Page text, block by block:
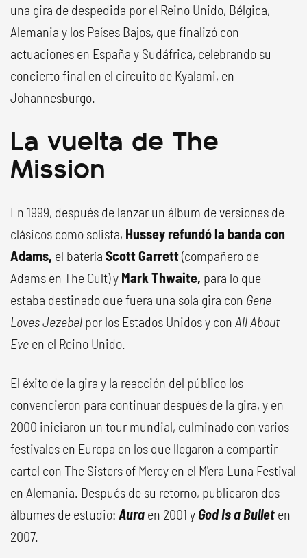
una gira de despedida por el Reino Unido, Bélgica,
Alemania y los Países Bajos, que finalizó con
actuaciones en España y Sudáfrica, celebrando su
concierto final en el circuito de Kyalami, en
Johannesburgo.
La vuelta de The
Mission
En 1999, después de lanzar un álbum de versiones de
clásicos como solista, Hussey refundó la banda con
Adams, el batería Scott Garrett(compañero de
Adams en The Cult) y Mark Thwaite, para lo que
estaba destinado que fuera una sola gira con Gene
Loves Jezebel por los Estados Unidos y con All About
Eve en el Reino Unido.
El éxito de la gira y la reacción del público los
convencieron para continuar después de la gira, y en
2000 iniciaron un tour mundial, culminado con varios
festivales en Europa en los que llegaron a compartir
cartel con The Sisters of Mercy en el M'era Luna Festival
en Alemania. Después de su retorno, publicaron dos
álbumes de estudio: Aura en 2001 y God Is a Bullet en
2007.